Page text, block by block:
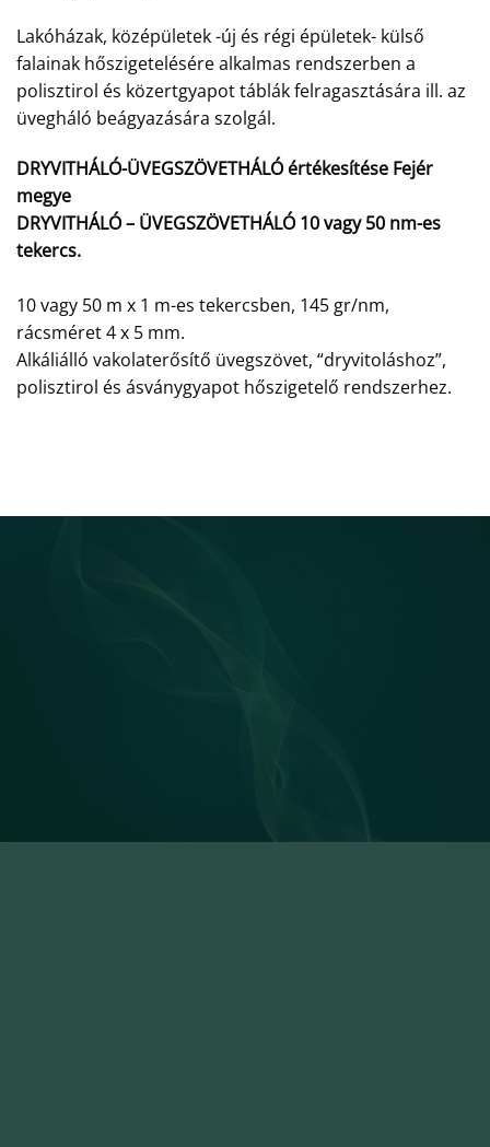
Lakóházak, középületek -új és régi épületek- külső
falainak hőszigetelésére alkalmas rendszerben a
polisztirol és közertgyapot táblák felragasztására ill. az
üvegháló beágyazására szolgál.
DRYVITHÁLÓ-ÜVEGSZÖVETHÁLÓ értékesítése Fejér
megye
DRYVITHÁLÓ – ÜVEGSZÖVETHÁLÓ 10 vagy 50 nm-es
tekercs.
10 vagy 50 m x 1 m-es tekercsben, 145 gr/nm,
rácsméret 4 x 5 mm.
Alkáliálló vakolaterősítő üvegszövet, “dryvitoláshoz”,
polisztirol és ásványgyapot hőszigetelő rendszerhez.